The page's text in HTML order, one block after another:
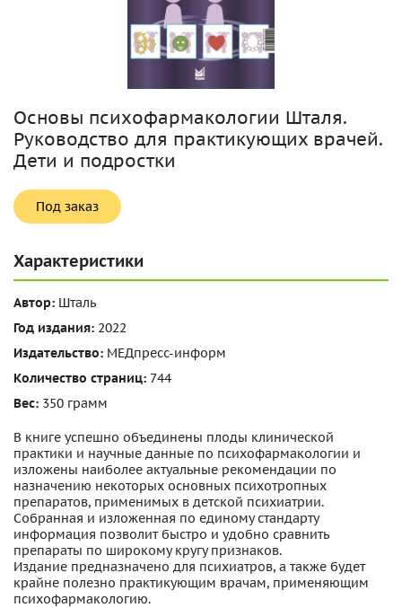
Основы психофармакологии Шталя.
Руководство для практикующих врачей.
Дети и подростки
Под заказ
Характеристики
Автор: Шталь
Год издания: 2022
Издательство: МЕДпресс-информ
Количество страниц: 744
Вес: 350 грамм
В книге успешно объединены плоды клинической
практики и научные данные по психофармакологии и
изложены наиболее актуальные рекомендации по
назначению некоторых основных психотропных
препаратов, применимых в детской психиатрии.
Собранная и изложенная по единому стандарту
информация позволит быстро и удобно сравнить
препараты по широкому кругу признаков.
Издание предназначено для психиатров, а также будет
крайне полезно практикующим врачам, применяющим
психофармакологию.